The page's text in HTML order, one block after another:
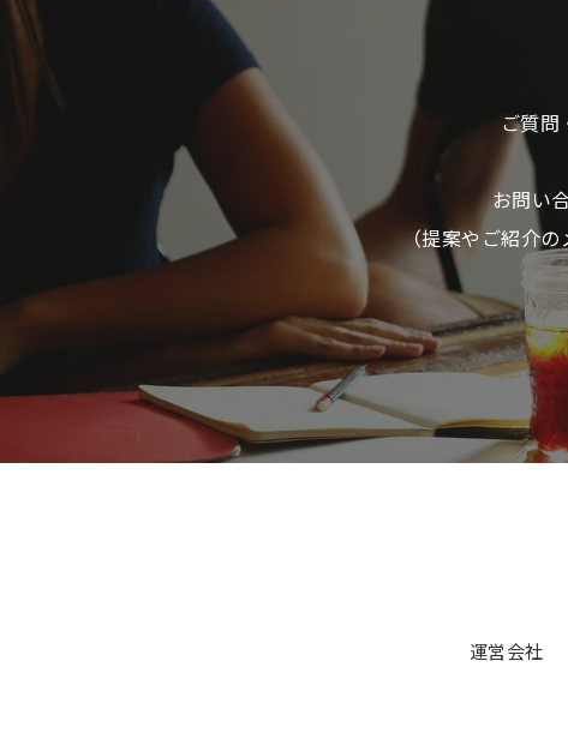
ご質問
お問い
（提案やご紹介
運営会社